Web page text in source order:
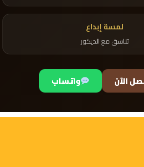
لمسة إبداع
تناسق مع الديكور
الآن واتساب